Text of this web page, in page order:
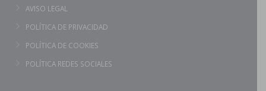
AVISO LEGAL
POLÍTICA DE PRIVACIDAD
POLÍTICA DE COOKIES
POLÍTICA REDES SOCIALES